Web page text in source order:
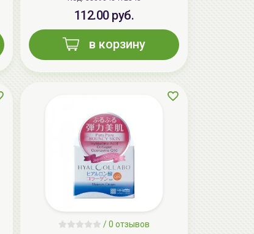
112.00 руб.
в корзину
/0 отзывов